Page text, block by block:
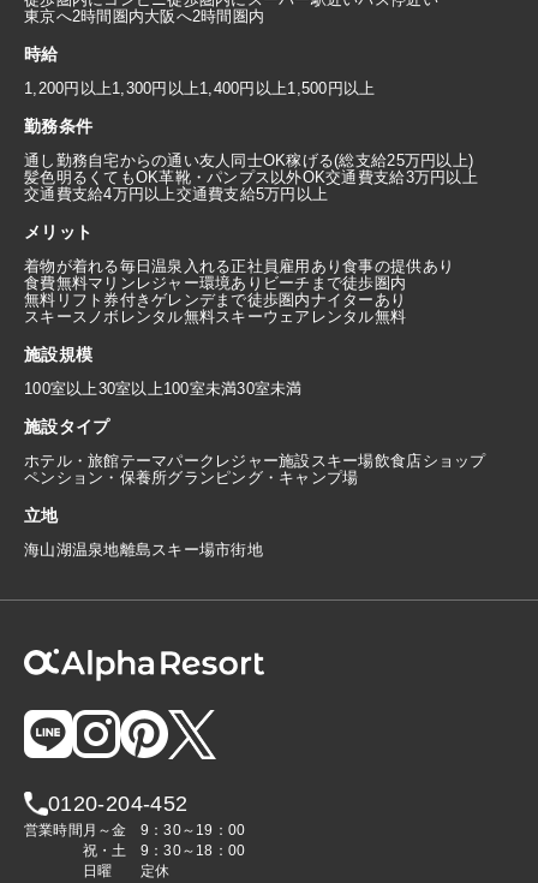
東京へ2時間圏内大阪へ2時間圏内
時給
1,200円以上1,300円以上1,400円以上1,500円以上
勤務条件
通し勤務自宅からの通い友人同士OK稼げる(総支給25万円以上)
髪色明るくてもOK革靴・パンプス以外OK交通費支給3万円以上
交通費支給4万円以上交通費支給5万円以上
メリット
着物が着れる毎日温泉入れる正社員雇用あり食事の提供あり
食費無料マリンレジャー環境あり ビーチまで徒歩圏内
無料リフト券付きゲレンデまで徒歩圏内ナイターあり
スキースノボレンタル無料スキーウェアレンタル無料
施設規模
100室以上30室以上100室未満30室未満
施設タイプ
ホテル・旅館テーマパーク レジャー施設スキー場飲食店ショップ
ペンション・保養所グランピング・キャンプ場
立地
海山湖温泉地離島スキー場市街地
0120-204-452
営業時間 月～金
9：30～19：00
祝・土
9：30～18：00
日曜
定休